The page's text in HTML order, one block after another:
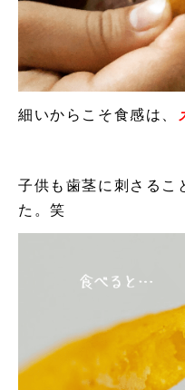
細いからこそ食感は、
子供も歯茎に刺さるこ
た。笑